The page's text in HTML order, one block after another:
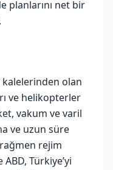
planlarını net bir
kalelerinden olan
ve helikopterler
vakum ve varil
ve uzun süre
rejim
Türkiye’yi